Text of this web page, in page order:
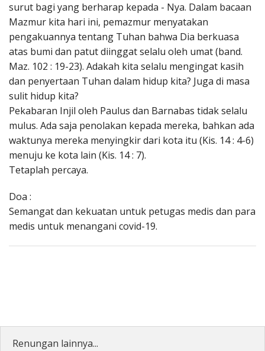
surut bagi yang berharap kepada - Nya. Dalam bacaan
Mazmur kita hari ini, pemazmur menyatakan
pengakuannya tentang Tuhan bahwa Dia berkuasa
atas bumi dan patut diinggat selalu oleh umat (band.
Maz. 102 : 19-23). Adakah kita selalu mengingat kasih
dan penyertaan Tuhan dalam hidup kita? Juga di masa
sulit hidup kita?
Pekabaran Injil oleh Paulus dan Barnabas tidak selalu
mulus. Ada saja penolakan kepada mereka, bahkan ada
waktunya mereka menyingkir dari kota itu (Kis. 14 : 4-6)
menuju ke kota lain (Kis. 14 : 7).
Tetaplah percaya.
Doa :
Semangat dan kekuatan untuk petugas medis dan para
medis untuk menangani covid-19.
Renungan lainnya...